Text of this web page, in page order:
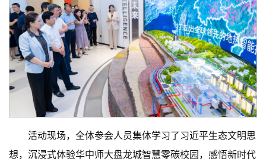
活动现场，全体参会人员集体学习了习近平生态文明思
想，沉浸式体验华中师大盘龙城智慧零碳校园，感悟新时代